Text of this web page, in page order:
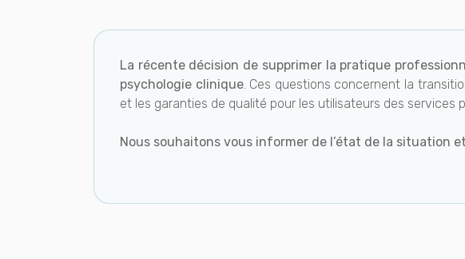
La récente décision de supprimer la pratique
psychologie clinique. Ces questions concernent la
et les garanties de qualité pour les utilisateurs des services
Nous souhaitons vous informer de l’état de la situation